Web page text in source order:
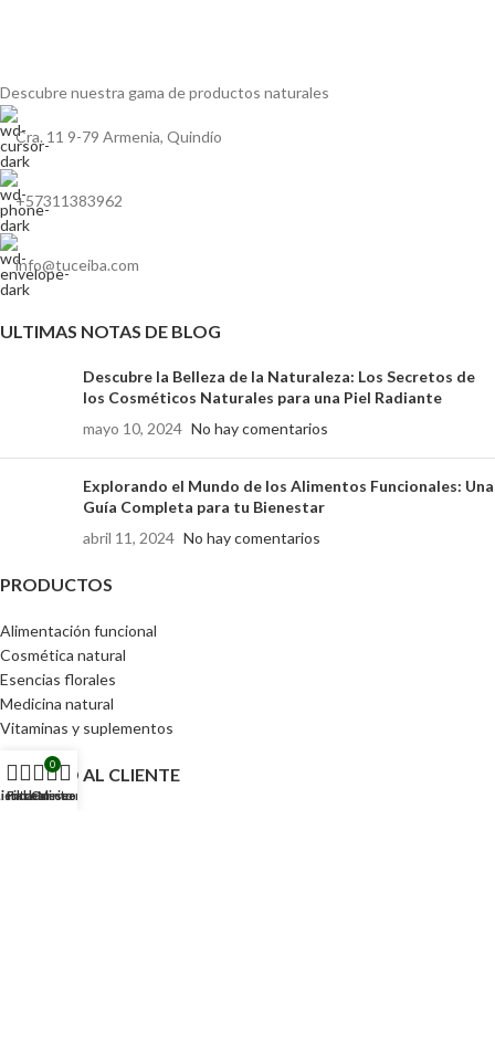
Descubre nuestra gama deproductos naturales
Cra. 11 9-79 Armenia, Quindío
+57311383962
info@tuceiba.com
ULTIMAS NOTAS DE BLOG
Descubre la Belleza de la Naturaleza: Los Secretos de
los Cosméticos Naturales para una Piel Radiante
mayo 10, 2024 No hay comentarios
Explorando el Mundo de los Alimentos Funcionales: Una
Guía Completa para tu Bienestar
abril 11, 2024 No hay comentarios
PRODUCTOS
Alimentación funcional
Cosmética natural
Esencias florales
Medicina natural
Vitaminas y suplementos
SERVICIO AL CLIENTE
Filtros
de deseos
0
Carrito
Mi cuenta